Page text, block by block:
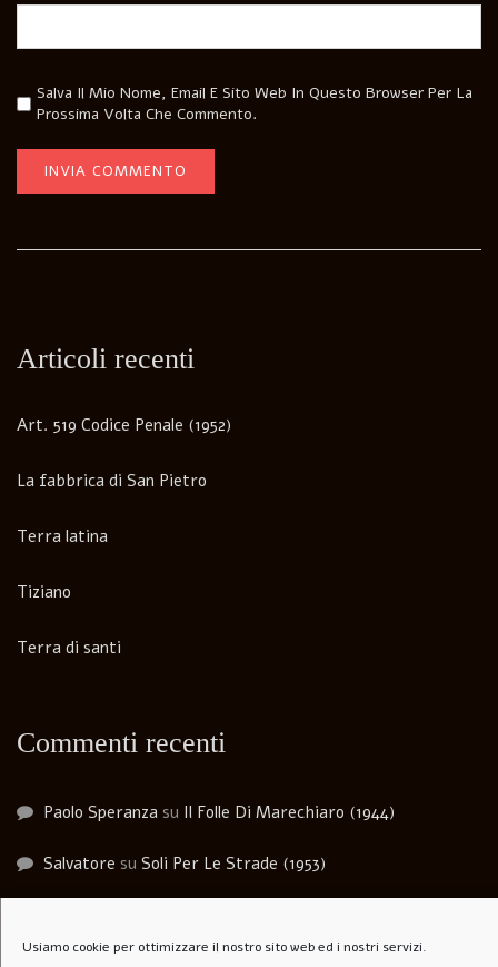
Usiamo cookie per ottimizzare il nostro sito web ed i nostri servizi.
Salva Il Mio Nome, Email E Sito Web In Questo Browser Per La
Prossima Volta Che Commento.
Articoli recenti
Art. 519 Codice Penale (1952)
La fabbrica di San Pietro
Terra latina
Tiziano
Terra di santi
Commenti recenti
Paolo Speranza su Il Folle Di Marechiaro (1944)
Salvatore su Soli Per Le Strade (1953)
The hornets’ nest – 1969